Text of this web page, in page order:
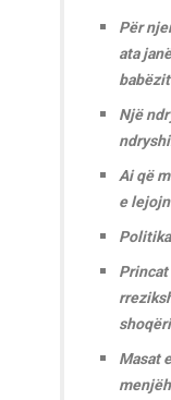
Për
ata
Një
Ai që
e
Masat